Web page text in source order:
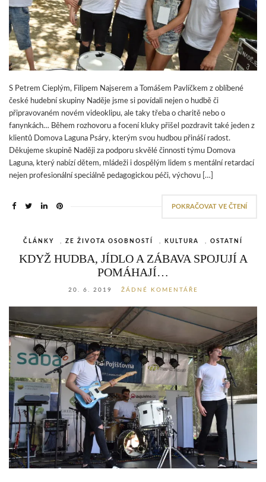
S Petrem Cieplým, Filipem Najserem a Tomášem Pavlíčkem z oblíbené
české hudební skupiny Naděje jsme si povídali nejen o hudbě či
připravovaném novém videoklipu, ale taky třeba o charitě nebo o
fanynkách… Během rozhovoru a focení kluky přišel pozdravit také jeden z
klientů Domova Laguna Psáry, kterým svou hudbou přináší radost.
Děkujeme skupině Naději za podporu skvělé činnosti týmu Domova
Laguna, který nabízí dětem, mládeži i dospělým lidem s mentální retardací
nejen profesionální speciálně pedagogickou péči, výchovu […]
POKRAČOVAT VE ČTENÍ
ČLÁNKY , ZE ŽIVOTA OSOBNOSTÍ , KULTURA , OSTATNÍ
KDYŽ HUDBA, JÍDLO A ZÁBAVA SPOJUJÍ A
POMÁHAJÍ…
20. 6. 2019 ŽÁDNÉ KOMENTÁŘE